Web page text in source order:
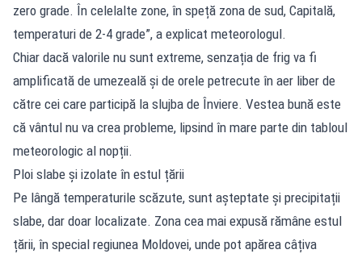
zero grade. În celelalte zone, în speță zona de sud, Capitală,
temperaturi de 2-4 grade”, a explicat meteorologul.
Chiar dacă valorile nu sunt extreme, senzația de frig va fi
amplificată de umezeală și de orele petrecute în aer liber de
către cei care participă la slujba de Înviere. Vestea bună este
că vântul nu va crea probleme, lipsind în mare parte din tabloul
meteorologic al nopții.
Ploi slabe și izolate în estul țării
Pe lângă temperaturile scăzute, sunt așteptate și precipitații
slabe, dar doar localizate. Zona cea mai expusă rămâne estul
țării, în special regiunea Moldovei, unde pot apărea câțiva